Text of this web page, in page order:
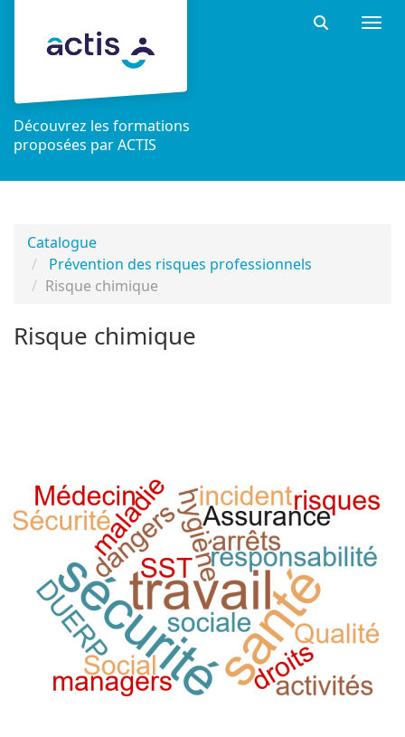
Découvrez les formations
proposées par ACTIS
Catalogue
Prévention des risques professionnels
Risque chimique
Risque chimique